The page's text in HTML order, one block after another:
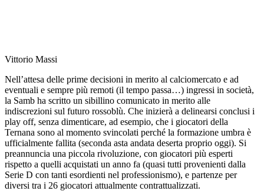
Vittorio Massi
Nell’attesa delle prime decisioni in merito al calciomercato e ad
eventuali e sempre più remoti (il tempo passa…) ingressi in società,
la Samb ha scritto un sibillino comunicato in merito alle
indiscrezioni sul futuro rossoblù. Che inizierà a delinearsi conclusi i
play off, senza dimenticare, ad esempio, che i giocatori della
Ternana sono al momento svincolati perché la formazione umbra è
ufficialmente fallita (seconda asta andata deserta proprio oggi). Si
preannuncia una piccola rivoluzione, con giocatori più esperti
rispetto a quelli acquistati un anno fa (quasi tutti provenienti dalla
Serie D con tanti esordienti nel professionismo), e partenze per
diversi tra i 26 giocatori attualmente contrattualizzati.